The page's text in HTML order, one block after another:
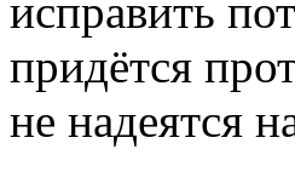
исправить
придётся
не надеятся